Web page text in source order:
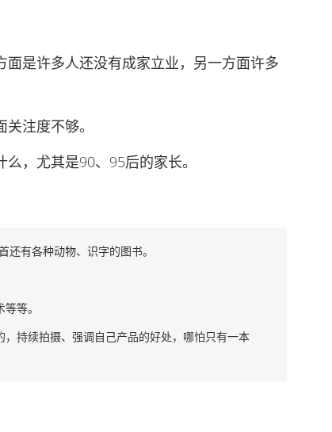
是许多人还没有成家立业，另一方面许多
注度不够。
，尤其是90、95后的家长。
有各种动物、识字的图书。
等。
持续拍摄、强调自己产品的好处，哪怕只有一本